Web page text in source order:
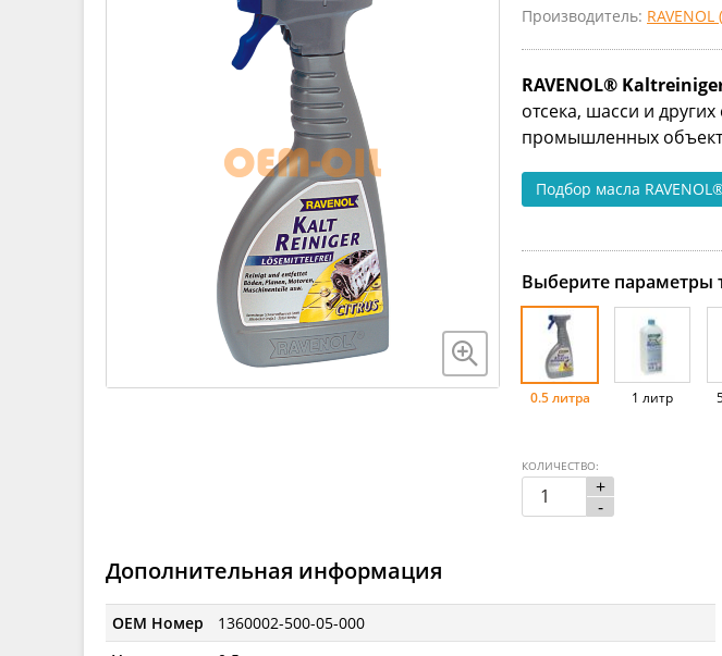
Производитель:
RAVENOL®
отсека, шасси и
промышленных
Подбор масла
Выберите параметры
0.5 литра 1 литр
+
-
КОЛИЧЕСТВО:
Дополнительная информация
OEM Номер
1360002-500-05-000